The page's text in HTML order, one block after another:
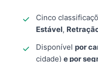
Cinco
Estável,
Disponível por
cidade) e por